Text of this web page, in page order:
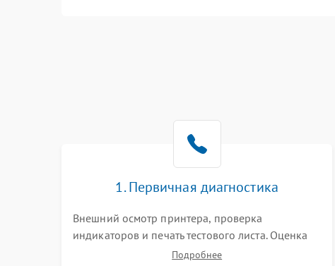
1. Первичная диагностика
Внешний осмотр принтера, проверка
индикаторов и печать тестового листа. Оценка
работы механизма подачи бумаги, выявление
Подробнее